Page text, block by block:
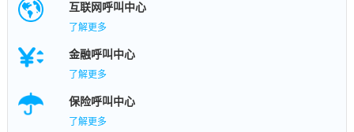
互联网呼叫中心
了解更多
金融呼叫中心
了解更多
保险呼叫中心
了解更多